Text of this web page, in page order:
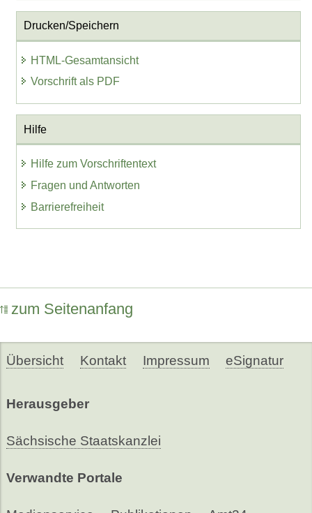
Drucken/Speichern
HTML-Gesamtansicht
Vorschrift als PDF
Hilfe
Hilfe zum Vorschriftentext
Fragen und Antworten
Barrierefreiheit
zum Seitenanfang
Übersicht Kontakt Impressum eSignatur
Herausgeber
Sächsische Staatskanzlei
Verwandte Portale